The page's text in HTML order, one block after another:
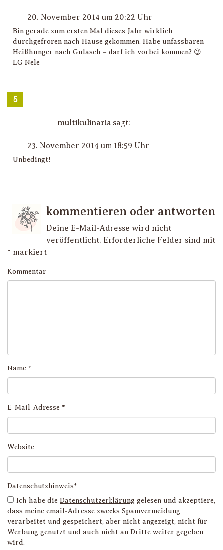
20. November 2014 um 20:22 Uhr
Bin gerade zum ersten Mal dieses Jahr wirklich
durchgefroren nach Hause gekommen. Habe unfassbaren
Heißhunger nach Gulasch – darf ich vorbei kommen? 😉
LG Nele
multikulinaria sagt:
23. November 2014 um 18:59 Uhr
Unbedingt!
kommentieren oder antworten
Deine E-Mail-Adresse wird nicht
veröffentlicht. Erforderliche Felder sind mit
* markiert
Kommentar
Name *
E-Mail-Adresse *
Website
Datenschutzhinweis*
Ich habe die Datenschutzerklärung gelesen und akzeptiere,
dass meine email-Adresse zwecks Spamvermeidung
verarbeitet und gespeichert, aber nicht angezeigt, nicht für
Werbung genutzt und auch nicht an Dritte weiter gegeben
wird.